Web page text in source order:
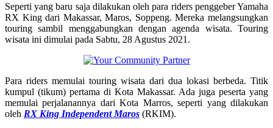
Seperti yang baru saja dilakukan oleh para riders penggeber Yamaha
RX King dari Makassar, Maros, Soppeng. Mereka melangsungkan
touring sambil menggabungkan dengan agenda wisata. Touring
wisata ini dimulai pada Sabtu, 28 Agustus 2021.
Para riders memulai touring wisata dari dua lokasi berbeda. Titik
kumpul (tikum) pertama di Kota Makassar. Ada juga peserta yang
memulai perjalanannya dari Kota Marros, seperti yang dilakukan
oleh RX King Independent Maros (RKIM).